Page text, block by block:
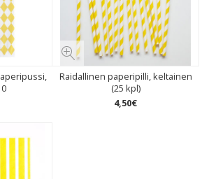
Raidallinen paperipilli, keltainen
(25 kpl)
4,50€